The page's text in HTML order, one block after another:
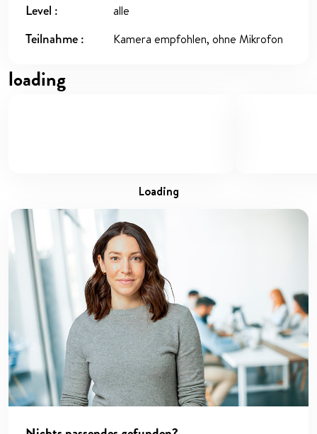
Level alle
Teilnahme Kamera empfohlen, ohne Mikrofon
loading
loading